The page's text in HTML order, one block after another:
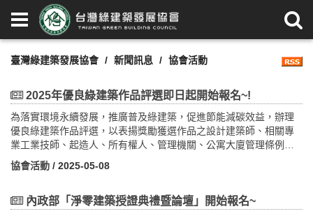
臺灣綠建築發展協會 新聞訊息 協會活動
2025年優良綠建築作品評選即日起開始報名~!
為落實環境永續發展，推廣普及綠建築，促進節能減碳效益，辦理
優良綠建築作品評選，以表揚獎勵獲選作品之設計建築師、相關專
業工業技師、起造人、所有權人、管理機關、公寓大廈管理條例規
定之管理委員會或管理負責人，進而激發全民對綠建築之重視。內
政部建築研究所委託本會辦理評選活動，依據內政部114年5月5日台
要點」辦理。一、 參選案件之申請人(以下簡稱申請人)應符合下列
協會活動 / 2025-05-08
內政部「淨零建築授證典禮暨論壇」開始報名~